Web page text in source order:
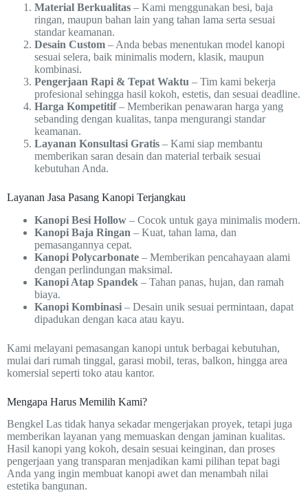
Material Berkualitas – Kami menggunakan besi, baja
ringan, maupun bahan lain yang tahan lama serta sesuai
standar keamanan.
Desain Custom – Anda bebas menentukan model kanopi
sesuai selera, baik minimalis modern, klasik, maupun
kombinasi.
Pengerjaan Rapi & Tepat Waktu – Tim kami bekerja
profesional sehingga hasil kokoh, estetis, dan sesuai deadline.
Harga Kompetitif– Memberikan penawaran harga yang
sebanding dengan kualitas, tanpa mengurangi standar
keamanan.
Layanan Konsultasi Gratis – Kami siap membantu
memberikan saran desain dan material terbaik sesuai
kebutuhan Anda.
Layanan Jasa Pasang Kanopi Terjangkau
Kanopi Besi Hollow – Cocok untuk gaya minimalis modern.
Kanopi Baja Ringan – Kuat, tahan lama, dan
pemasangannya cepat.
Kanopi Polycarbonate – Memberikan pencahayaan alami
dengan perlindungan maksimal.
Kanopi Atap Spandek – Tahan panas, hujan, dan ramah
biaya.
Kanopi Kombinasi – Desain unik sesuai permintaan, dapat
dipadukan dengan kaca atau kayu.
Kami melayani pemasangan kanopi untuk berbagai kebutuhan,
mulai dari rumah tinggal, garasi mobil, teras, balkon, hingga area
komersial seperti toko atau kantor.
Mengapa Harus Memilih Kami?
Bengkel Las tidak hanya sekadar mengerjakan proyek, tetapi juga
memberikan layanan yang memuaskan dengan jaminan kualitas.
Hasil kanopi yang kokoh, desain sesuai keinginan, dan proses
pengerjaan yang transparan menjadikan kami pilihan tepat bagi
Anda yang ingin membuat kanopi awet dan menambah nilai
estetika bangunan.